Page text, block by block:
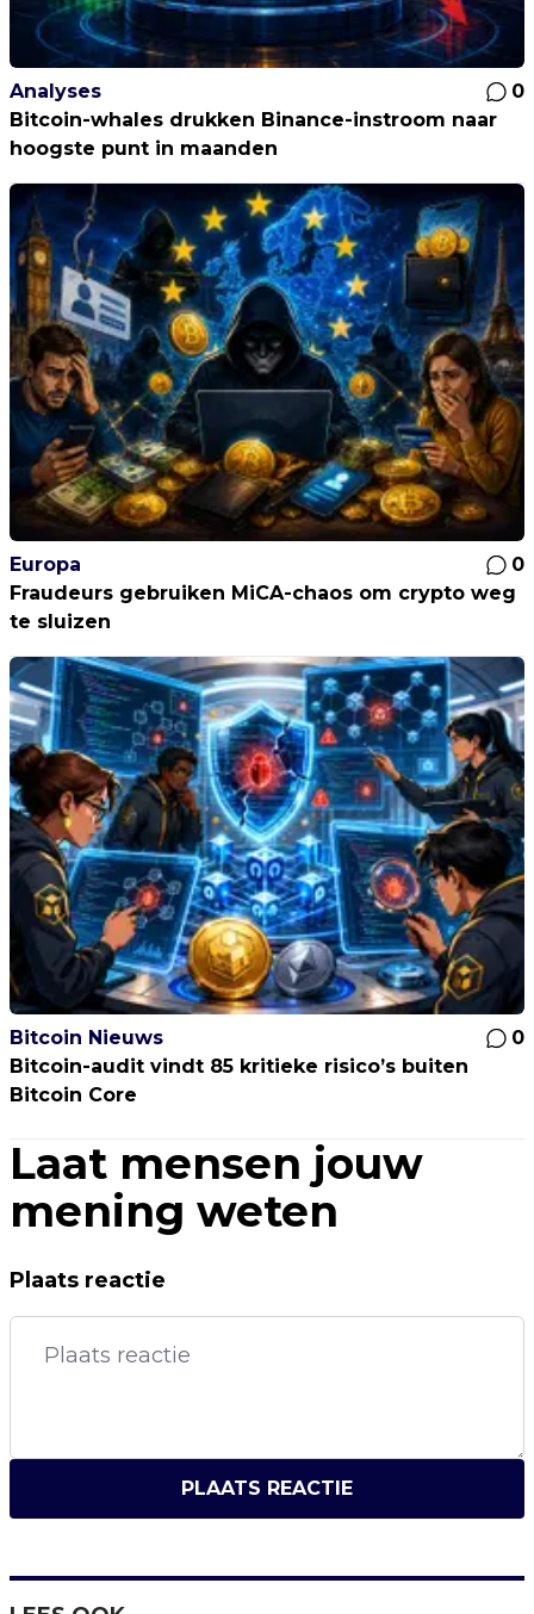
Analyses
0
Bitcoin-whales drukken Binance-instroom naar
hoogste punt in maanden
Europa
0
Fraudeurs gebruiken MiCA-chaos om crypto weg
te sluizen
Bitcoin Nieuws
0
Bitcoin-audit vindt 85 kritieke risico’s buiten
Bitcoin Core
Laat mensen jouw
mening weten
Plaats reactie
PLAATS REACTIE